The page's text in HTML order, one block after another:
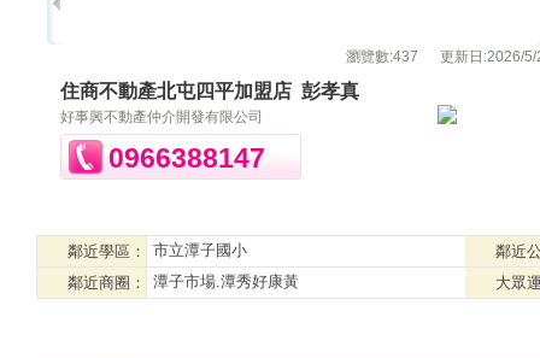
瀏覽數:437 更新日:2026/5/
住商不動產北屯四平加盟店 彭孝真
好事興不動產仲介開發有限公司
0966388147
鄰近學區： 市立潭子國小
鄰近
鄰近商圈：
潭子市場.潭秀好康黃 大眾